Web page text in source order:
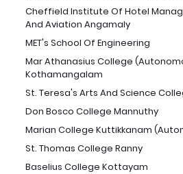
Cheffield Institute Of Hotel
And Aviation Angamaly
MET's School Of Engineering
Mar Athanasius College
Kothamangalam
St. Teresa's Arts And Science
Don Bosco College Mannuthy
Marian College Kuttikkanam
St. Thomas College Ranny
Baselius College Kottayam